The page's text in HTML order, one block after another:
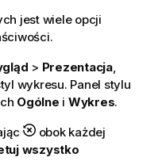
jest wiele opcji
> Prezentacja,
wykresu. Panel stylu
Ogólne i Wykres.
obok każdej
wszystko